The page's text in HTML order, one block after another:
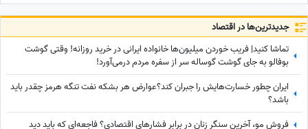
جدید‌ترین‌ها در اقتصاد
تماشا کنید| فریب خوردن میلیون‌ها خانواده ایرانی در خرید روزانه! وقتی گوشت
بوفالو به جای گوشت گوساله سر از سفره مردم درمی‌آورد!
ایران چطور خسارت‌هایش را جبران کند؟عوارض هر بشکه نفت تنگه هرمز چقدر باید
باشد؟
فروش مو، آخرین سنگرِ زنان در برابرِ فشارهای اقتصادی؟ فاجعه‌ای که باید دید